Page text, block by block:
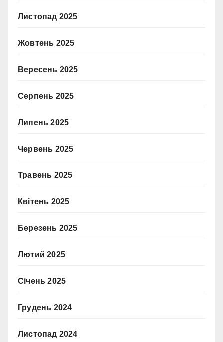
Листопад 2025
Жовтень 2025
Вересень 2025
Серпень 2025
Липень 2025
Червень 2025
Травень 2025
Квітень 2025
Березень 2025
Лютий 2025
Січень 2025
Грудень 2024
Листопад 2024